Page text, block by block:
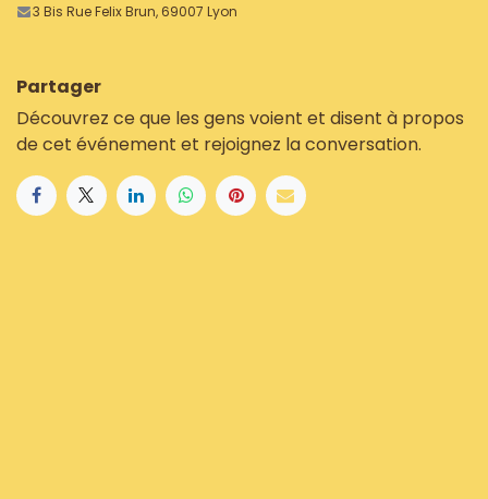
3 Bis Rue Felix Brun, 69007 Lyon
Partager
Découvrez ce que les gens voient et disent à propos
de cet événement et rejoignez la conversation.